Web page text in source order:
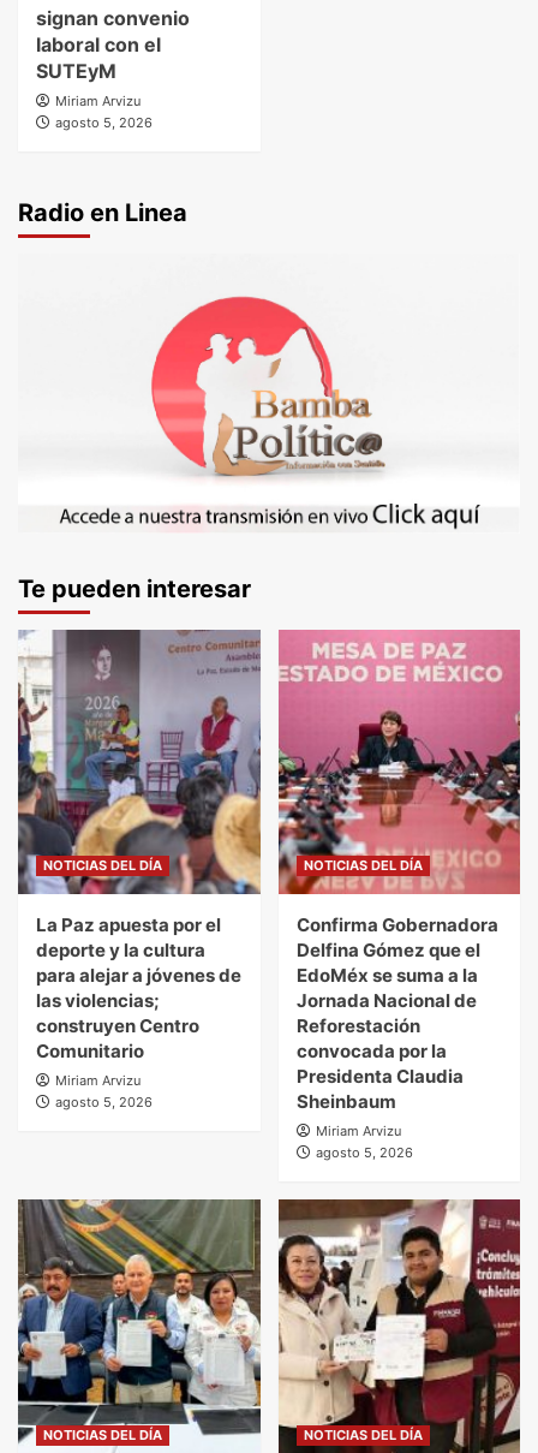
signan convenio
laboral con el
SUTEyM
Miriam Arvizu
agosto 5, 2026
Radio en Linea
Te pueden interesar
NOTICIAS DEL DÍA
La Paz apuesta por el
deporte y la cultura
para alejar a jóvenes de
las violencias;
construyen Centro
Comunitario
Miriam Arvizu
agosto 5, 2026
NOTICIAS DEL DÍA
Confirma Gobernadora
Delfina Gómez que el
EdoMéx se suma a la
Jornada Nacional de
Reforestación
convocada por la
Presidenta Claudia
Sheinbaum
Miriam Arvizu
agosto 5, 2026
NOTICIAS DEL DÍA NOTICIAS DEL DÍA